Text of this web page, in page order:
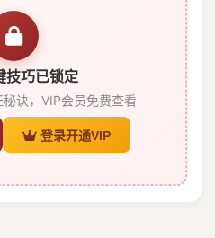
技巧已锁定
诀，VIP会员免费查看
登录开通VIP